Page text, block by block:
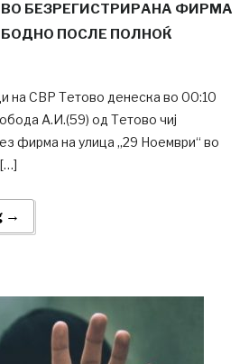
БЕЗРЕГИСТРИРАНА ФИРМА
ПОСЛЕ ПОЛНОЌ
на СВР Тетово денеска во 00:10
А.И.(59) од Тетово чиј
фирма на улица „29 Ноември“ во
→